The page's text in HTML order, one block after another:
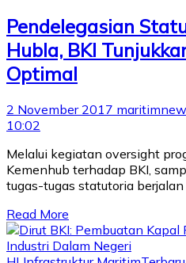
Pendelegasian
Hubla, BKI
Optimal
2 November 2017 maritimnew
10:02
Melalui kegiatan oversight
Kemenhub terhadap BKI,
tugas-tugas statutoria
Read More